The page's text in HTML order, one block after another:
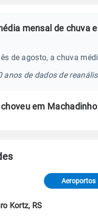
mensal de chuva
de agosto, a chuva
anos de dados de
em
e Estudos Climáticos
Aeroportos
Kortz, RS